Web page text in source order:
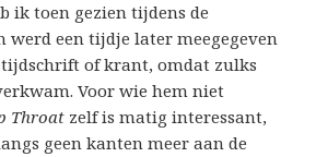
ik toen gezien tijdens de
werd een tijdje later meegegeven
tijdschrift of krant, omdat zulks
Voor wie hem niet
Throat zelf is matig interessant,
geen kanten meer aan de